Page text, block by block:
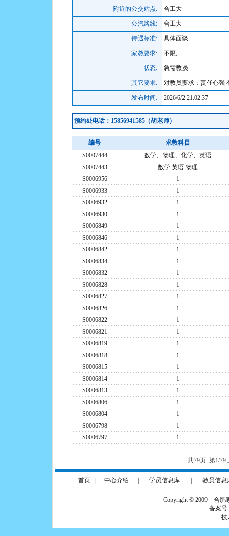
附近的公交站点: 合工大
公汽路线: 合工大
待遇标准: 具体面谈
家教要求: 不限,
状态: 急需教员
其它要求: 对教员要求：责任心强
发布时间: 2026/6/2 21:02:37
预约处电话：15856941585（胡老师）
编号
求教科目
S0007444
数学、物理、化学、英语
S0007443
数学 英语 物理
S0006956
1
S0006933
1
S0006932
1
S0006930
1
S0006849
1
S0006846
1
S0006842
1
S0006834
1
S0006832
1
S0006828
1
S0006827
1
S0006826
1
S0006822
1
S0006821
1
S0006819
1
S0006818
1
S0006815
1
S0006814
1
S0006813
1
S0006806
1
S0006804
1
S0006798
1
S0006797
1
共79页 第1/79
首页 中心介绍 学员信息库 教员信息
Copyright © 2009 合肥
备案号
技